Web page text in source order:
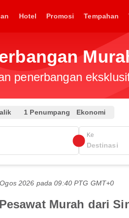
Hotel Promosi Tempahan
penerbangan
1 Penumpang Ekonomi
Ke
2026 pada 09:40 PTG GMT+0
Murah dari